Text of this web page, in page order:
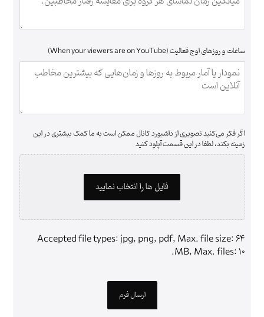
ساعات و روزهای اوج فعالیت (When your viewers are on YouTube)
اگر فکر می‌کنید تصویری از داشبورد کانال ممکن است به ما کمک بیشتری در این
زمینه بکند، لطفا در این قسمت آپلود کنید
فایل ها را انتخاب نمایید
Accepted file types: jpg, png, pdf, Max. file size: 64
MB, Max. files: 10.